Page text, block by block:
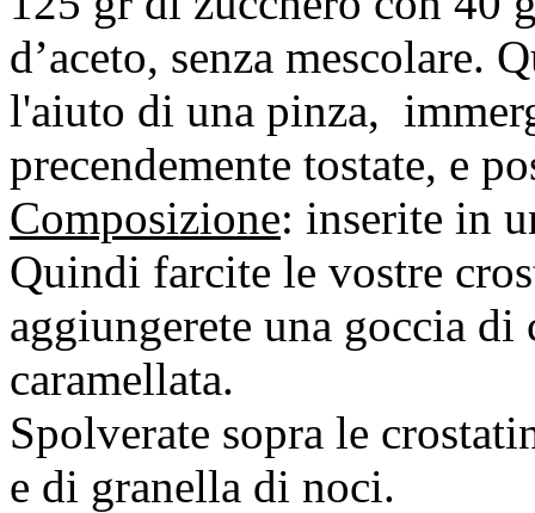
d’aceto, senza mescolare.
l'aiuto di una pinza,
precendemente tostate, e
Composizione: inserite in
Quindi farcite le vostre
aggiungerete una goccia di
caramellata.
Spolverate sopra le
e di granella di noci.